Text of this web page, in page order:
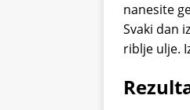
nanesite
Svaki dan
riblje ulje.